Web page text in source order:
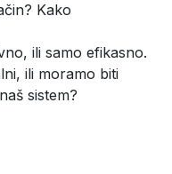
Kako
ili samo efikasno.
ili moramo biti
sistem?